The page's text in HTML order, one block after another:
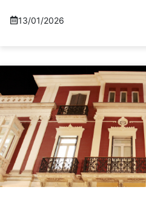
13/01/2026